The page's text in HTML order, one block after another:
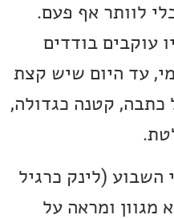
אף פעם.
שיש קצת
כגדולה,
כרגיל
על